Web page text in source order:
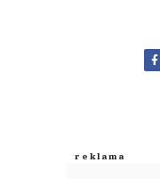
Nie